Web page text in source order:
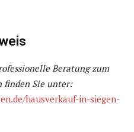
Beratung zum
finden Sie unter:
hausverkauf-in-siegen-